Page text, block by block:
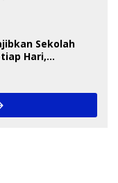
Sekolah
Hari,